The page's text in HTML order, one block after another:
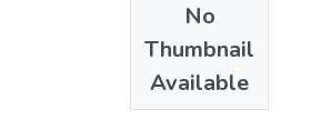
No
Thumbnail
Available